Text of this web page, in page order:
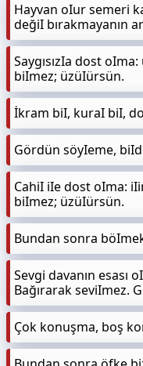
Hayvan oIur semeri
değiI bırakmayanın
SaygısızIa dost
biImez; üzüIürsün.
İkram biI, kuraI biI,
Gördün söyIeme,
CahiI iIe dost oIma:
biImez; üzüIürsün.
Bundan sonra
Sevgi davanın esası
Bağırarak seviImez.
Çok konuşma, boş